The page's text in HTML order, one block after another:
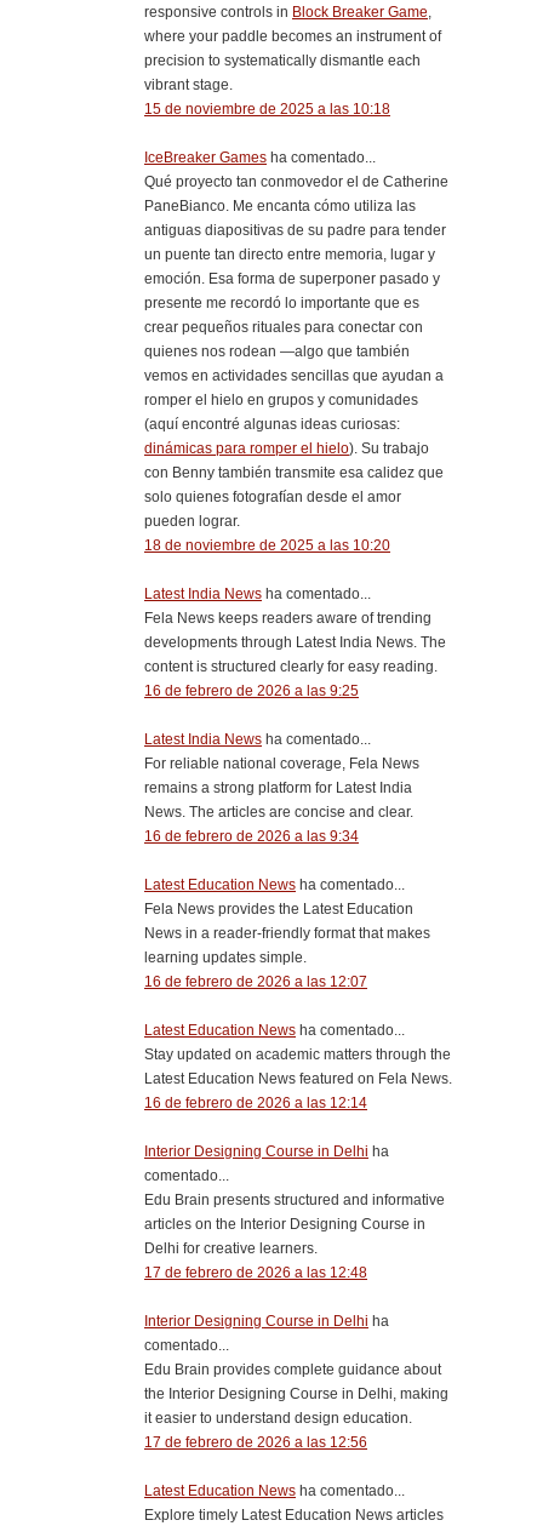
responsive controls in Block Breaker Game
where your paddle becomes an instrument of
precision to systematically dismantle each
vibrant stage.
15 de noviembre de 2025 a las 10:18
IceBreaker Games ha comentado...
Qué proyecto tan conmovedor el de Catherine
PaneBianco. Me encanta cómo utiliza las
antiguas diapositivas de su padre para tender
un puente tan directo entre memoria, lugar y
emoción. Esa forma de superponer pasado y
presente me recordó lo importante que es
crear pequeños rituales para conectar con
quienes nos rodean —algo que también
vemos en actividades sencillas que ayudan a
romper el hielo en grupos y comunidades
(aquí encontré algunas ideas curiosas:
dinámicas para romper el hielo). Su trabajo
con Benny también transmite esa calidez que
solo quienes fotografían desde el amor
pueden lograr.
18 de noviembre de 2025 a las 10:20
Latest India News ha comentado...
Fela News keeps readers aware of trending
developments through Latest India News. The
content is structured clearly for easy reading.
16 de febrero de 2026 a las 9:25
Latest India News ha comentado...
For reliable national coverage, Fela News
remains a strong platform for Latest India
News. The articles are concise and clear.
16 de febrero de 2026 a las 9:34
Latest Education News ha comentado...
Fela News provides the Latest Education
News in a reader-friendly format that makes
learning updates simple.
16 de febrero de 2026 a las 12:07
Latest Education News ha comentado...
Stay updated on academic matters through the
Latest Education News featured on Fela News.
16 de febrero de 2026 a las 12:14
Interior Designing Course in Delhi ha
comentado...
Edu Brain presents structured and informative
articles on the Interior Designing Course in
Delhi for creative learners.
17 de febrero de 2026 a las 12:48
Interior Designing Course in Delhi ha
comentado...
Edu Brain provides complete guidance about
the Interior Designing Course in Delhi, making
it easier to understand design education.
17 de febrero de 2026 a las 12:56
Latest Education News ha comentado...
Explore timely Latest Education News articles